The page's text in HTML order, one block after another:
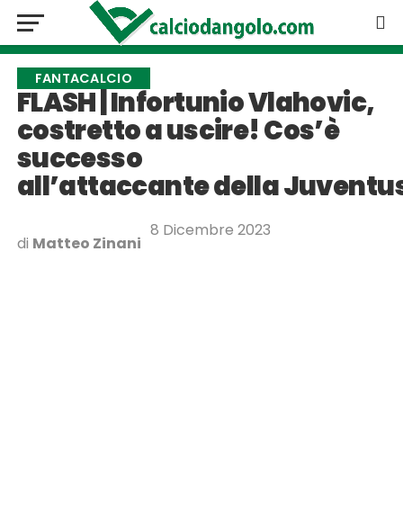
FANTACALCIO
FLASH | Infortunio Vlahovic,
costretto a uscire! Cos’è
successo
all’attaccante della
di Matteo Zinani
8 Dicembre 2023